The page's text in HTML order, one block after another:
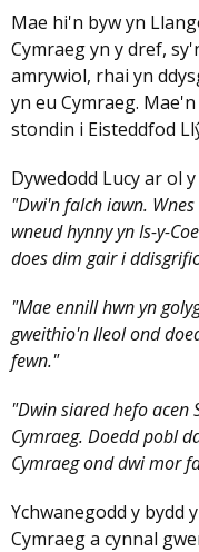
Mae hi'n byw yn
Cymraeg yn y dref,
amrywiol, rhai yn
yn eu Cymraeg.
stondin i Eisteddfod
Dywedodd Lucy ar ol
"Dwi'n falch iawn.
wneud hynny yn Is-y-
does dim gair i
"Mae ennill hwn yn
gweithio'n lleol ond
fewn."
"Dwin siared hefo acen
Cymraeg. Doedd pobl
Cymraeg ond dwi mor
Ychwanegodd y bydd
Cymraeg a cynnal